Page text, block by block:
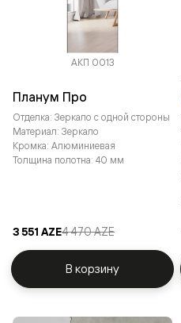
АКП 0013
Планум Про
Отделка: Зеркало с одной стороны
Материал: Зеркало
Кромка: Алюминиевая
Толщина полотна: 40 мм
3 551 AZE4 470 AZE
В корзину